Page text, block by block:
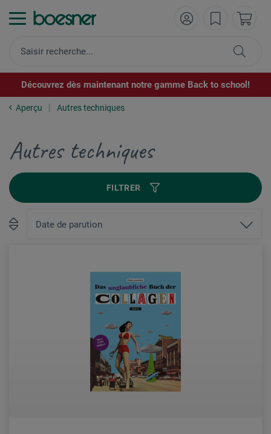
Découvrez dès maintenant notre gamme Back to school!
Aperçu Autres techniques
Autres techniques
FILTRER